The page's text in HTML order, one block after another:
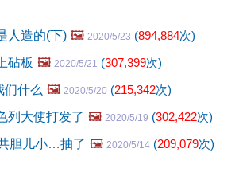
人造的(下) 🖼️ 2020/5/23 (894,884次)
砧板 🖼️ 2020/5/21 (307,399次)
们什么 🖼️ 2020/5/20 (215,342次)
列大使打发了 🖼️ 2020/5/19 (302,422次)
胆儿小…抽了 🖼️ 2020/5/14 (209,079次)